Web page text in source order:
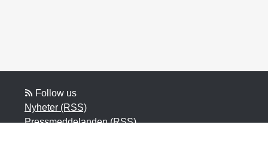
Follow us
Nyheter (RSS)
Pressmeddelanden (RSS)